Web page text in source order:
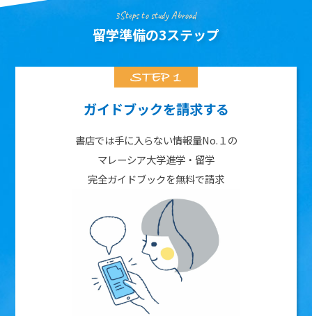
3Steps to study Abroad
留学準備の3ステップ
ガイドブックを請求する
書店では手に入らない情報量No.１の
マレーシア大学進学・留学
完全ガイドブックを無料で請求